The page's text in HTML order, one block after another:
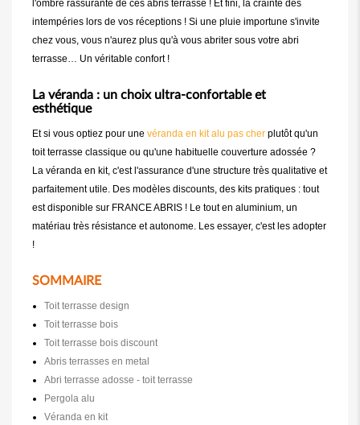
l'ombre rassurante de ces abris terrasse ! Et fini, la crainte des
intempéries lors de vos réceptions ! Si une pluie importune s'invite
chez vous, vous n'aurez plus qu'à vous abriter sous votre abri
terrasse… Un véritable confort !
La véranda : un choix ultra-confortable et
esthétique
Et si vous optiez pour une véranda en kit alu pas cher plutôt qu'un
toit terrasse classique ou qu'une habituelle couverture adossée ?
La véranda en kit, c'est l'assurance d'une structure très qualitative et
parfaitement utile. Des modèles discounts, des kits pratiques : tout
est disponible sur FRANCE ABRIS ! Le tout en aluminium, un
matériau très résistance et autonome. Les essayer, c'est les adopter
!
SOMMAIRE
Toit terrasse design
Toit terrasse bois
Toit terrasse bois discount
Abris terrasses en metal
Abri terrasse adosse - toit terrasse
Pergola alu
Véranda en kit